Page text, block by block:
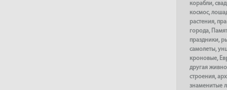
корабли,
космос,
растения,
города,
праздники,
самолеты,
кроновые,
другая
строения,
знаменитые